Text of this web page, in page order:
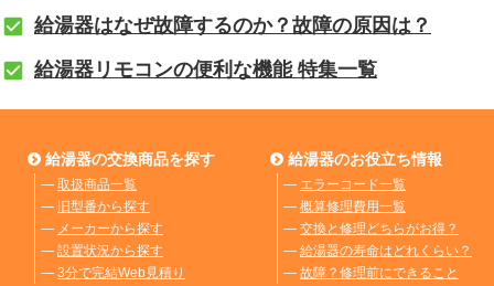
給湯器はなぜ故障するのか？故障の原因は？
給湯器リモコンの便利な機能 特集一覧
給湯器の交換商品を探す
― 取扱商品一覧
― 旧型番から探す
― メーカーから探す
― 設置状況から探す
― 3分で完結Web見積り
給湯器のお役立ち情報
― エラーコード一覧
― 概算修理費用一覧
― 交換と修理どちらがお得？
― 給湯器の寿命はどれくらい？
― 故障？修理前にできること